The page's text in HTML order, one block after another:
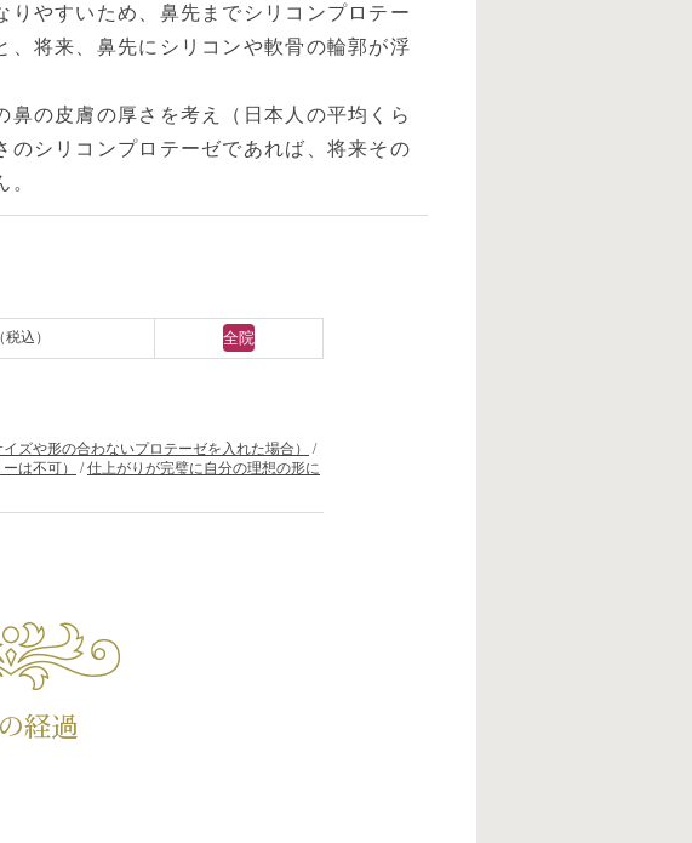
りやすいため、鼻先までシリコンプロテー
、将来、鼻先にシリコンや軟骨の輪郭が浮
の皮膚の厚さを考え（日本人の平均くら
のシリコンプロテーゼであれば、将来その
込） 全院
ズや形の合わないプロテーゼを入れた場合）
/
は不可）
/仕上がりが完璧に自分の理想の形に
経過